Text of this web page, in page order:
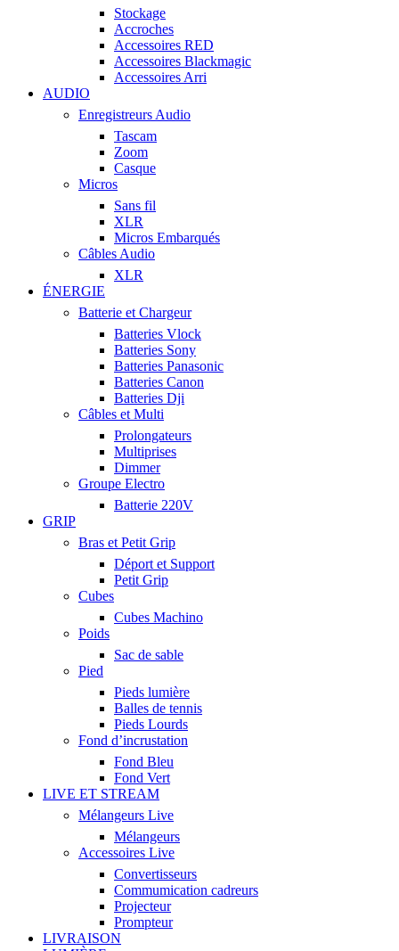
Stockage
Accroches
Accessoires RED
Accessoires Blackmagic
Accessoires Arri
AUDIO
Enregistreurs Audio
Tascam
Zoom
Casque
Micros
Sans fil
XLR
Micros Embarqués
Câbles Audio
XLR
ÉNERGIE
Batterie et Chargeur
Batteries Vlock
Batteries Sony
Batteries Panasonic
Batteries Canon
Batteries Dji
Câbles et Multi
Prolongateurs
Multiprises
Dimmer
Groupe Electro
Batterie 220V
GRIP
Bras et Petit Grip
Déport et Support
Petit Grip
Cubes
Cubes Machino
Poids
Sac de sable
Pied
Pieds lumière
Balles de tennis
Pieds Lourds
Fond d’incrustation
Fond Bleu
Fond Vert
LIVE ET STREAM
Mélangeurs Live
Mélangeurs
Accessoires Live
Convertisseurs
Commumication cadreurs
Projecteur
Prompteur
LIVRAISON